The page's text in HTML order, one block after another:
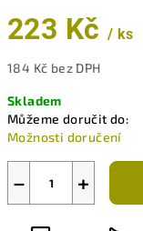
223 Kč / ks
184 Kč bez DPH
cena:
Skladem
Můžeme doručit do:
Možnosti doručení
+
−